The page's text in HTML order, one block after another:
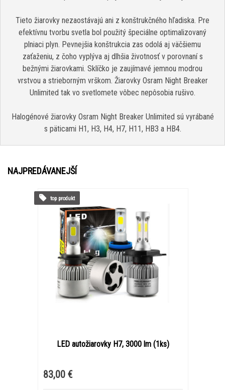
Tieto žiarovky nezaostávajú ani z konštrukčného hľadiska. Pre
efektívnu tvorbu svetla bol použitý špeciálne optimalizovaný
plniaci plyn. Pevnejšia konštrukcia zas odolá aj väčšiemu
zaťaženiu, z čoho vyplýva aj dlhšia životnosť v porovnaní s
bežnými žiarovkami. Sklíčko je zaujímavé jemnou modrou
vrstvou a strieborným vrškom. Žiarovky Osram Night Breaker
Unlimited tak vo svetlomete vôbec nepôsobia rušivo.
Halogénové žiarovky Osram Night Breaker Unlimited sú vyrábané
s päticami H1, H3, H4, H7, H11, HB3 a HB4.
NAJPREDÁVANEJŠÍ
LED autožiarovky H7, 3000 lm (1ks)
83,00 €
top produkt